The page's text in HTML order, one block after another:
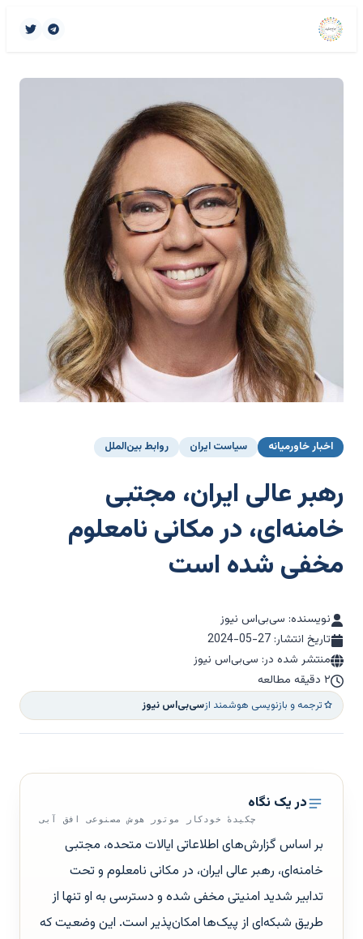
اخبار خاورمیانه سیاست ایران روابط بین‌الملل
رهبر عالی ایران، مجتبی
خامنه‌ای، در مکانی نامعلوم
مخفی شده است
نویسنده: سی‌بی‌اس نیوز
تاریخ انتشار: 2024-05-27
منتشر شده در: سی‌بی‌اس نیوز
۲ دقیقه مطالعه
ترجمه و بازنویسی هوشمند ازسی‌بی‌اس نیوز
در یک نگاه
چکیدهٔ خودکار موتور هوش مصنوعی افق آبی
بر اساس گزارش‌های اطلاعاتی ایالات متحده، مجتبی
خامنه‌ای، رهبر عالی ایران، در مکانی نامعلوم و تحت
تدابیر شدید امنیتی مخفی شده و دسترسی به او تنها از
طریق شبکه‌ای از پیک‌ها امکان‌پذیر است. این وضعیت که